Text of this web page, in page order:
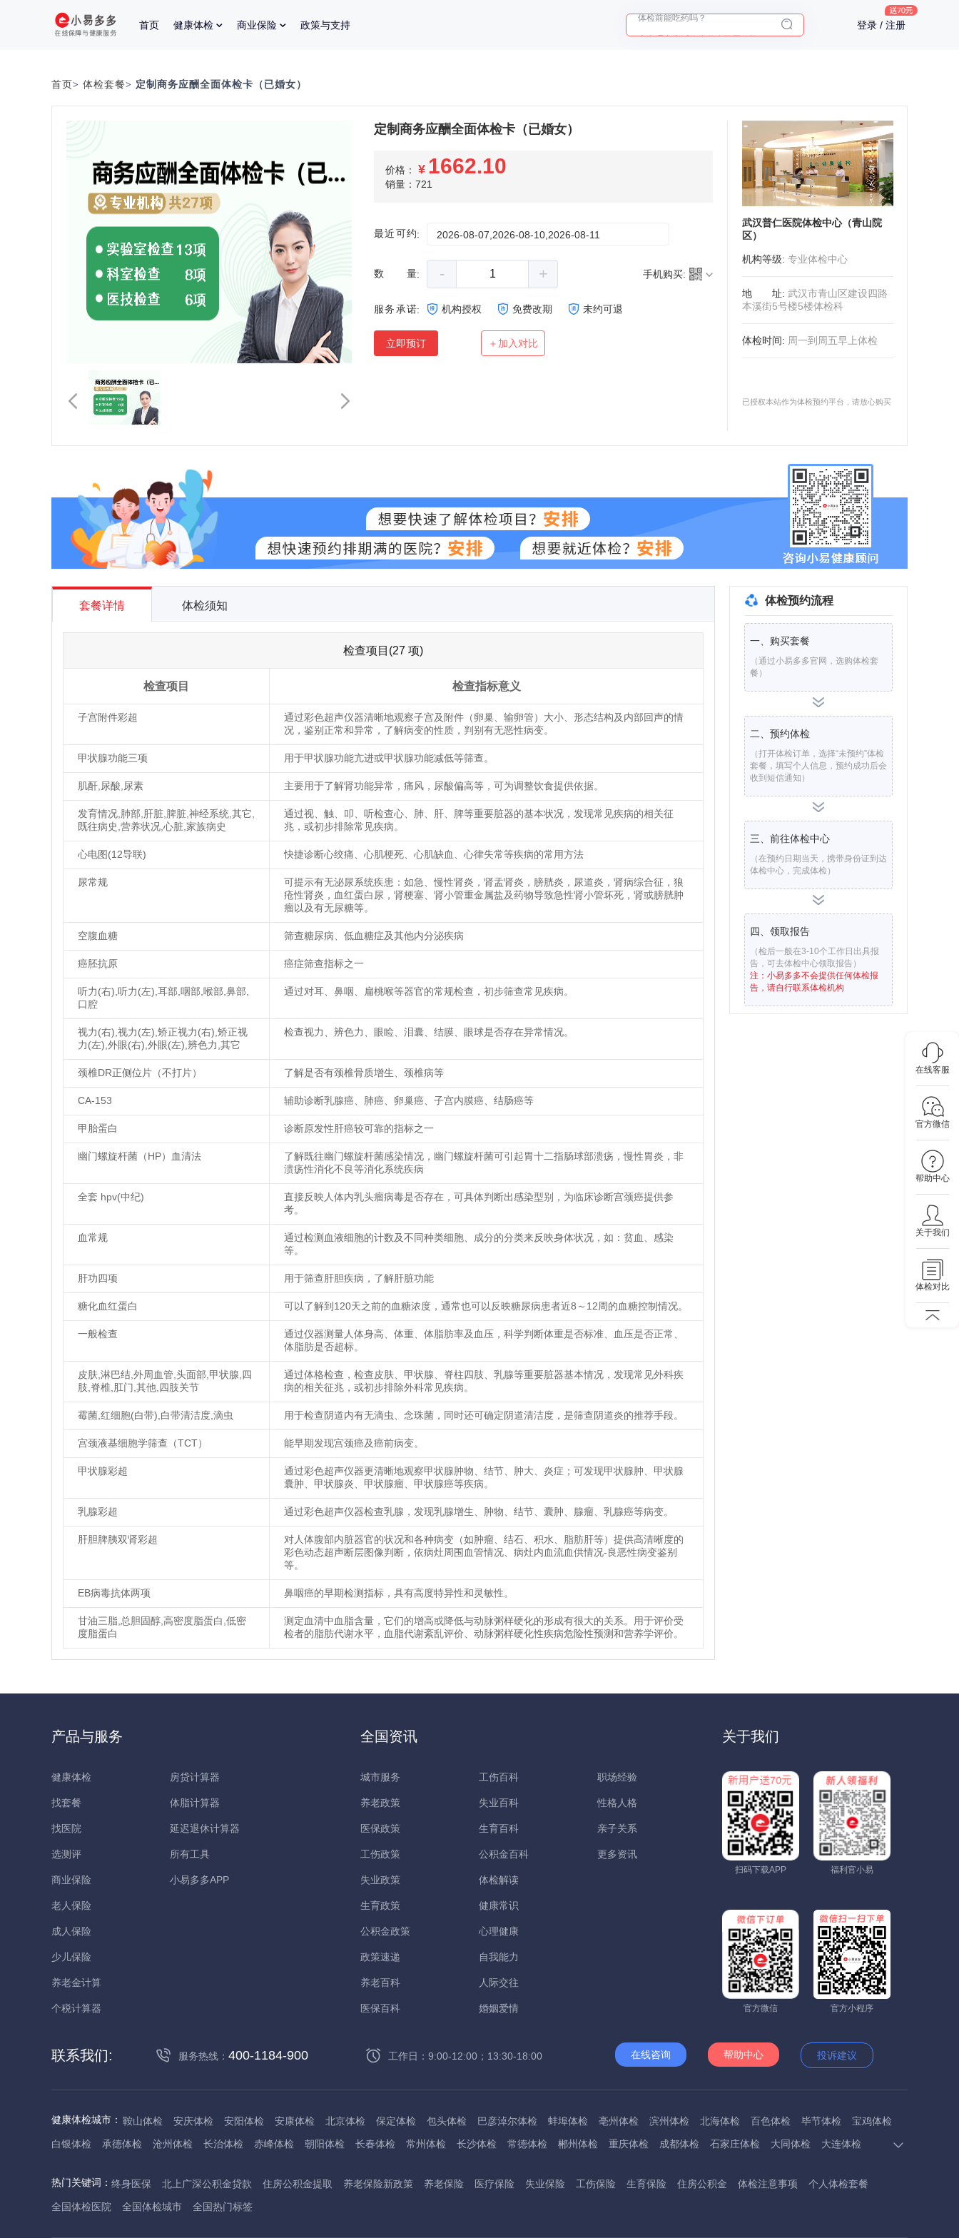
首页 健康体检 商业保险 政策与支持 十大理由告诉你为什么要买保险 登录 / 注册
在线客服
官方微信
帮助中心
关于我们
体检对比
首页> 体检套餐> 定制商务应酬全面体检卡（已婚女）
定制商务应酬全面体检卡（已婚女）
价格： ¥ 1662.10
销量：721
最近可约: 2026-08-07,2026-08-10,2026-08-11
数量: - + 手机购买:
服务承诺: 机构授权 免费改期 未约可退
立即预订 ＋加入对比
武汉普仁医院体检中心（青山院
区）
机构等级: 专业体检中心
地址: 武汉市青山区建设四路
本溪街5号楼5楼体检科
体检时间: 周一到周五早上体检
已授权本站作为体检预约平台，请放心购买
套餐详情 体检须知
检查项目(27 项)
检查项目 检查指标意义
子宫附件彩超
通过彩色超声仪器清晰地观察子宫及附件（卵巢、输卵管）大小、形态结构及内部回声的情
况，鉴别正常和异常，了解病变的性质，判别有无恶性病变。
甲状腺功能三项 用于甲状腺功能亢进或甲状腺功能减低等筛查。
肌酐,尿酸,尿素 主要用于了解肾功能异常，痛风，尿酸偏高等，可为调整饮食提供依据。
发育情况,肺部,肝脏,脾脏,神经系统,其它,
既往病史,营养状况,心脏,家族病史
通过视、触、叩、听检查心、肺、肝、脾等重要脏器的基本状况，发现常见疾病的相关征
兆，或初步排除常见疾病。
心电图(12导联) 快捷诊断心绞痛、心肌梗死、心肌缺血、心律失常等疾病的常用方法
尿常规
可提示有无泌尿系统疾患：如急、慢性肾炎，肾盂肾炎，膀胱炎，尿道炎，肾病综合征，狼
疮性肾炎，血红蛋白尿，肾梗塞、肾小管重金属盐及药物导致急性肾小管坏死，肾或膀胱肿
瘤以及有无尿糖等。
空腹血糖 筛查糖尿病、低血糖症及其他内分泌疾病
癌胚抗原 癌症筛查指标之一
听力(右),听力(左),耳部,咽部,喉部,鼻部,
口腔
通过对耳、鼻咽、扁桃喉等器官的常规检查，初步筛查常见疾病。
视力(右),视力(左),矫正视力(右),矫正视
力(左),外眼(右),外眼(左),辨色力,其它
检查视力、辨色力、眼睑、泪囊、结膜、眼球是否存在异常情况。
颈椎DR正侧位片（不打片） 了解是否有颈椎骨质增生、颈椎病等
CA-153 辅助诊断乳腺癌、肺癌、卵巢癌、子宫内膜癌、结肠癌等
甲胎蛋白 诊断原发性肝癌较可靠的指标之一
幽门螺旋杆菌（HP）血清法
了解既往幽门螺旋杆菌感染情况，幽门螺旋杆菌可引起胃十二指肠球部溃疡，慢性胃炎，非
溃疡性消化不良等消化系统疾病
全套 hpv(中纪)
直接反映人体内乳头瘤病毒是否存在，可具体判断出感染型别，为临床诊断宫颈癌提供参
考。
血常规
通过检测血液细胞的计数及不同种类细胞、成分的分类来反映身体状况，如：贫血、感染
等。
肝功四项 用于筛查肝胆疾病，了解肝脏功能
糖化血红蛋白 可以了解到120天之前的血糖浓度，通常也可以反映糖尿病患者近8～12周的血糖控制情况。
一般检查
通过仪器测量人体身高、体重、体脂肪率及血压，科学判断体重是否标准、血压是否正常、
体脂肪是否超标。
皮肤,淋巴结,外周血管,头面部,甲状腺,四
肢,脊椎,肛门,其他,四肢关节
通过体格检查，检查皮肤、甲状腺、脊柱四肢、乳腺等重要脏器基本情况，发现常见外科疾
病的相关征兆，或初步排除外科常见疾病。
霉菌,红细胞(白带),白带清洁度,滴虫 用于检查阴道内有无滴虫、念珠菌，同时还可确定阴道清洁度，是筛查阴道炎的推荐手段。
宫颈液基细胞学筛查（TCT） 能早期发现宫颈癌及癌前病变。
甲状腺彩超
通过彩色超声仪器更清晰地观察甲状腺肿物、结节、肿大、炎症；可发现甲状腺肿、甲状腺
囊肿、甲状腺炎、甲状腺瘤、甲状腺癌等疾病。
乳腺彩超 通过彩色超声仪器检查乳腺，发现乳腺增生、肿物、结节、囊肿、腺瘤、乳腺癌等病变。
肝胆脾胰双肾彩超
对人体腹部内脏器官的状况和各种病变（如肿瘤、结石、积水、脂肪肝等）提供高清晰度的
彩色动态超声断层图像判断，依病灶周围血管情况、病灶内血流血供情况-良恶性病变鉴别
等。
EB病毒抗体两项 鼻咽癌的早期检测指标，具有高度特异性和灵敏性。
甘油三脂,总胆固醇,高密度脂蛋白,低密
度脂蛋白
测定血清中血脂含量，它们的增高或降低与动脉粥样硬化的形成有很大的关系。用于评价受
检者的脂肪代谢水平，血脂代谢紊乱评价、动脉粥样硬化性疾病危险性预测和营养学评价。
体检预约流程
一、购买套餐
（通过小易多多官网，选购体检套
餐）
二、预约体检
（打开体检订单，选择“未预约”体检
套餐，填写个人信息，预约成功后会
收到短信通知）
三、前往体检中心
（在预约日期当天，携带身份证到达
体检中心，完成体检）
四、领取报告
（检后一般在3-10个工作日出具报
告，可去体检中心领取报告）
注：小易多多不会提供任何体检报
告，请自行联系体检机构
产品与服务
健康体检
找套餐
找医院
选测评
商业保险
老人保险
成人保险
少儿保险
养老金计算
个税计算器
房贷计算器
体脂计算器
延迟退休计算器
所有工具
小易多多APP
全国资讯
城市服务
养老政策
医保政策
工伤政策
失业政策
生育政策
公积金政策
政策速递
养老百科
医保百科
工伤百科
失业百科
生育百科
公积金百科
体检解读
健康常识
心理健康
自我能力
人际交往
婚姻爱情
职场经验
性格人格
亲子关系
更多资讯
关于我们
扫码下载APP 福利官小易
官方微信 官方小程序
联系我们: 服务热线： 400-1184-900 工作日：9:00-12:00；13:30-18:00 在线咨询 帮助中心 投诉建议
健康体检城市： 鞍山体检 安庆体检 安阳体检 安康体检 北京体检 保定体检 包头体检 巴彦淖尔体检 蚌埠体检 亳州体检 滨州体检 北海体检 百色体检 毕节体检
宝鸡体检
白银体检
承德体检 沧州体检 长治体检 赤峰体检 朝阳体检 长春体检 常州体检 长沙体检 常德体检 郴州体检 重庆体检 成都体检 石家庄体检 大同体检
大连体检
抚州体检
佛山体检 防城港体检 赣州体检 广州体检 桂林体检 贵港体检 广元体检 贵阳体检 红河体检 邯郸体检 衡水体检 呼和浩特体检 呼伦贝尔体检
葫芦岛体检
哈尔滨体检
淮安体检 杭州体检 湖州体检
河池体检
海口体检 汉中体检 晋城体检 晋中体检 锦州体检 吉林体检 齐齐哈尔体检 鸡西体检 嘉兴体检 金华体检 景德镇体检 九江体检 吉安体检 济南体检 济宁体检
热门关键词： 终身医保 北上广深公积金贷款 住房公积金提取 养老保险新政策 养老保险 医疗保险 失业保险 工伤保险 生育保险 住房公积金 体检注意事项
个人体检套餐
全国体检医院
全国体检城市 全国热门标签